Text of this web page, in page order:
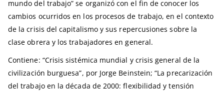
mundo del trabajo” se organizó con el fin de conocer los
cambios ocurridos en los procesos de trabajo, en el contexto
de la crisis del capitalismo y sus repercusiones sobre la
clase obrera y los trabajadores en general.
Contiene: “Crisis sistémica mundial y crisis general de la
civilización burguesa”, por Jorge Beinstein; “La precarización
del trabajo en la década de 2000: flexibilidad y tensión